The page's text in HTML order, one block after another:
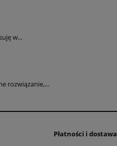
w...
rozwiązanie,...
Płatności i dostawa